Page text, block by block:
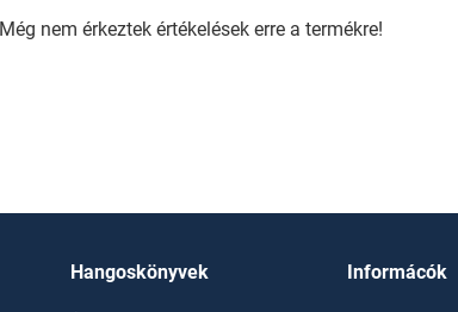
Még nem érkeztek értékelések erre a termékre!
Hangoskönyvek Informácók